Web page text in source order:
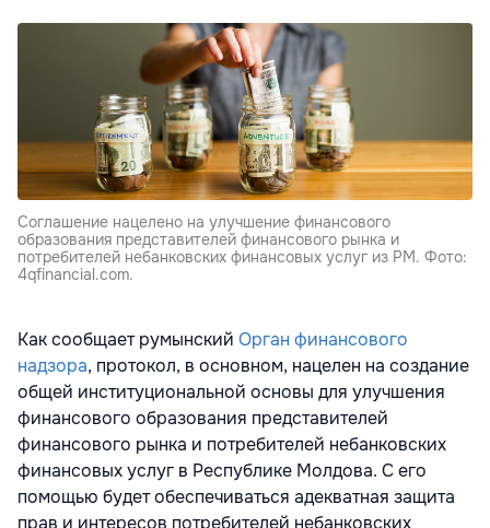
Соглашение нацелено на улучшение финансового
образования представителей финансового рынка и
потребителей небанковских финансовых услуг из РМ. Фото:
4qfinancial.com.
Как сообщает румынский Орган финансового
надзора, протокол, в основном, нацелен на создание
общей институциональной основы для улучшения
финансового образования представителей
финансового рынка и потребителей небанковских
финансовых услуг в Республике Молдова. С его
помощью будет обеспечиваться адекватная защита